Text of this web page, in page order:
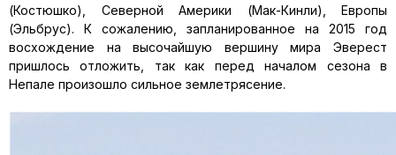
(Костюшко), Северной Америки (Мак-Кинли), Европы
(Эльбрус). К сожалению, запланированное на 2015 год
восхождение на высочайшую вершину мира Эверест
пришлось отложить, так как перед началом сезона в
Непале произошло сильное землетрясение.